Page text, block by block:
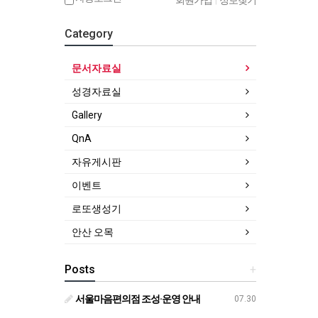
Category
문서자료실
성경자료실
Gallery
QnA
자유게시판
이벤트
로또생성기
안산 오목
+
Posts
07.30
서울마음편의점 조성·운영 안내